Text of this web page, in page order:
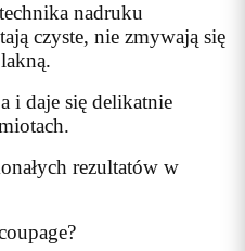
nadruku
czyste, nie zmywają się
i daje się delikatnie
rezultatów w